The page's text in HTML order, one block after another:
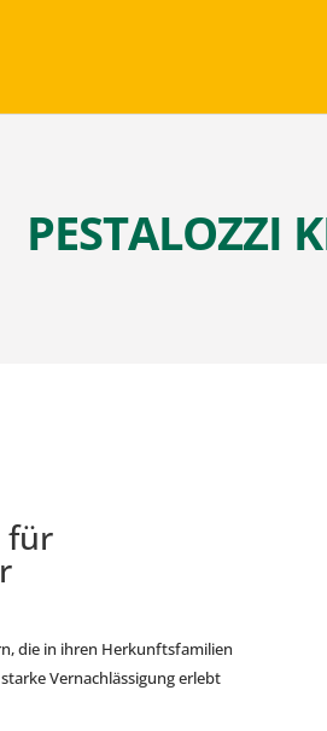
PESTALOZZI
für
die in ihren Herkunftsfamilien
Vernachlässigung erlebt